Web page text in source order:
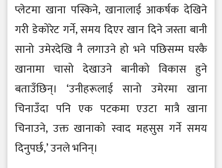
प्लेटमा खाना पस्किने, खानालाई आकर्षक देखिने
गरी डेकोरेट गर्ने, समय दिएर खान दिने जस्ता बानी
सानो उमेरदेखि नै लगाउने हो भने पछिसम्म घरकै
खानामा चासो देखाउने बानीको विकास हुने
बताउँछिन्। ‘उनीहरूलाई सानो उमेरमा खाना
चिनाउँदा पनि एक पटकमा एउटा मात्रै खाना
चिनाउने, उक्त खानाको स्वाद महसुस गर्ने समय
दिनुपर्छ,’ उनले भनिन्।